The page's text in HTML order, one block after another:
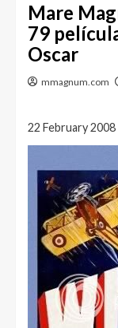
Mare
79
Oscar
mmagnum.com
22 February